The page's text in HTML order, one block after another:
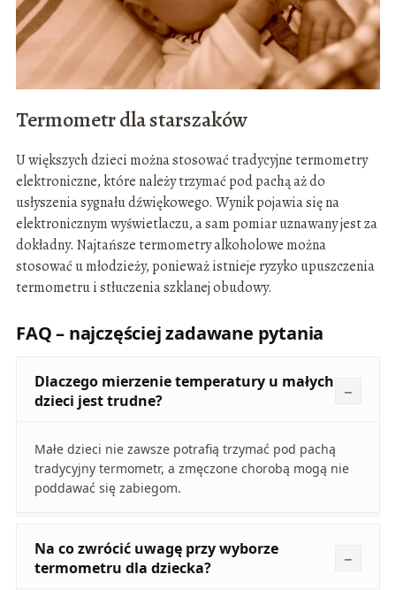
Termometr dla starszaków
U większych dzieci można stosować tradycyjne termometry
elektroniczne, które należy trzymać pod pachą aż do
usłyszenia sygnału dźwiękowego. Wynik pojawia się na
elektronicznym wyświetlaczu, a sam pomiar uznawany jest za
dokładny. Najtańsze termometry alkoholowe można
stosować u młodzieży, ponieważ istnieje ryzyko upuszczenia
termometru i stłuczenia szklanej obudowy.
FAQ – najczęściej zadawane pytania
Dlaczego mierzenie temperatury u małych
dzieci jest trudne?
Małe dzieci nie zawsze potrafią trzymać pod pachą
tradycyjny termometr, a zmęczone chorobą mogą nie
poddawać się zabiegom.
Na co zwrócić uwagę przy wyborze
termometru dla dziecka?